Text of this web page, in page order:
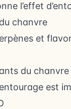
l’effet
chanvre
et
du chanvre
est